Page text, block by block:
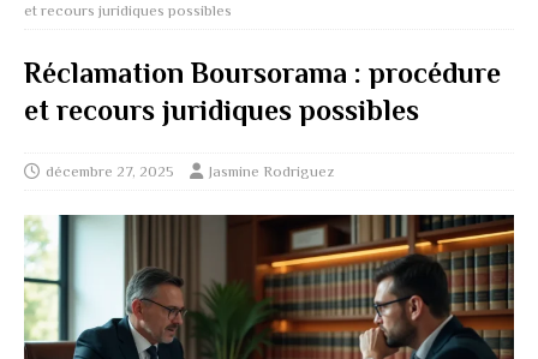
et recours juridiques possibles
Réclamation Boursorama : procédure
et recours juridiques possibles
décembre 27, 2025 Jasmine Rodriguez